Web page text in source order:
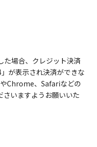
場合、クレジット決済
が表示され決済ができな
Chrome、Safariなどの
さいますようお願いいた